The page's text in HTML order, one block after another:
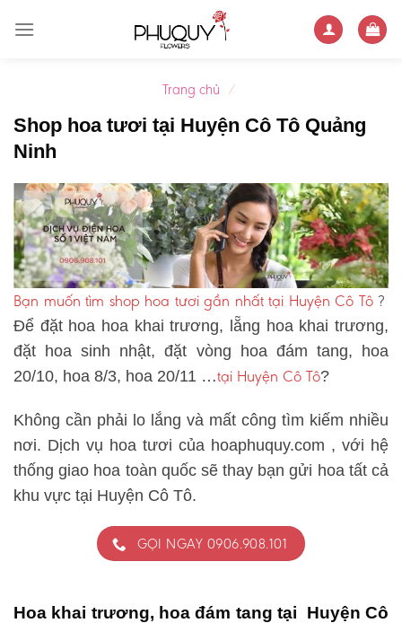
Trang chủ /
Shop hoa tươi tại Huyện Cô Tô Quảng
Ninh
Bạn muốn tìm shop hoa tươi gần nhất tại Huyện Cô Tô?
Để đặt hoa hoa khai trương, lẵng hoa khai trương,
đặt hoa sinh nhật, đặt vòng hoa đám tang, hoa
20/10, hoa 8/3, hoa 20/11 …tại Huyện Cô Tô?
Không cần phải lo lắng và mất công tìm kiếm nhiều
nơi. Dịch vụ hoa tươi của hoaphuquy.com , với hệ
thống giao hoa toàn quốc sẽ thay bạn gửi hoa tất cả
khu vực tại Huyện Cô Tô.
GỌI NGAY 0906.908.101
Hoa khai trương, hoa đám tang tại Huyện Cô